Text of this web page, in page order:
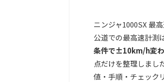
ニンジャ1000SX 最
公道での最高速計測
条件で±10km/h変
点だけを整理しまし
値・手順・チェック